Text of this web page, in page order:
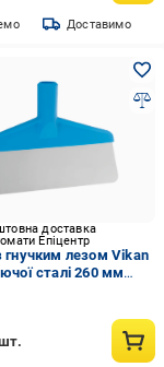
Доставимо
доставка
Епіцентр
гнучким лезом Vikan
сталі 260 мм